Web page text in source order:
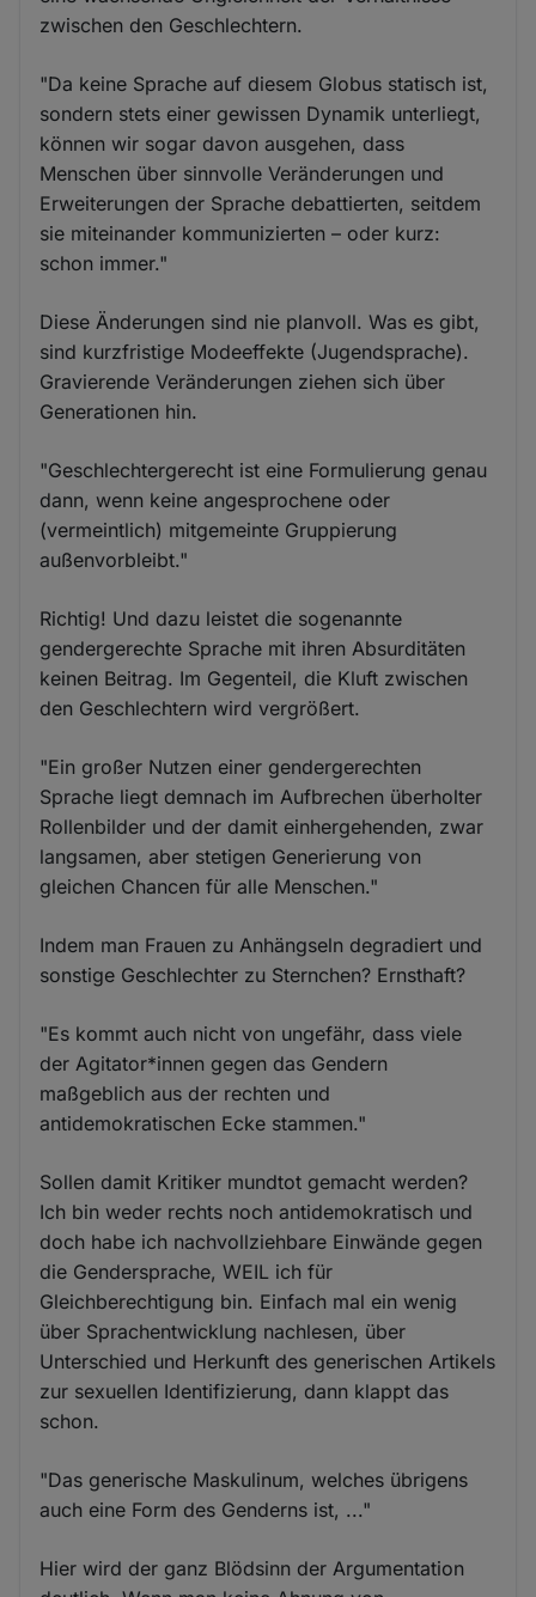
zwischen den Geschlechtern.
"Da keine Sprache auf diesem Globus statisch ist,
sondern stets einer gewissen Dynamik unterliegt,
können wir sogar davon ausgehen, dass
Menschen über sinnvolle Veränderungen und
Erweiterungen der Sprache debattierten, seitdem
sie miteinander kommunizierten – oder kurz:
schon immer."
Diese Änderungen sind nie planvoll. Was es gibt,
sind kurzfristige Modeeffekte (Jugendsprache).
Gravierende Veränderungen ziehen sich über
Generationen hin.
"Geschlechtergerecht ist eine Formulierung genau
dann, wenn keine angesprochene oder
(vermeintlich) mitgemeinte Gruppierung
außenvorbleibt."
Richtig! Und dazu leistet die sogenannte
gendergerechte Sprache mit ihren Absurditäten
keinen Beitrag. Im Gegenteil, die Kluft zwischen
den Geschlechtern wird vergrößert.
"Ein großer Nutzen einer gendergerechten
Sprache liegt demnach im Aufbrechen überholter
Rollenbilder und der damit einhergehenden, zwar
langsamen, aber stetigen Generierung von
gleichen Chancen für alle Menschen."
Indem man Frauen zu Anhängseln degradiert und
sonstige Geschlechter zu Sternchen? Ernsthaft?
"Es kommt auch nicht von ungefähr, dass viele
der Agitator*innen gegen das Gendern
maßgeblich aus der rechten und
antidemokratischen Ecke stammen."
Sollen damit Kritiker mundtot gemacht werden?
Ich bin weder rechts noch antidemokratisch und
doch habe ich nachvollziehbare Einwände gegen
die Gendersprache, WEIL ich für
Gleichberechtigung bin. Einfach mal ein wenig
über Sprachentwicklung nachlesen, über
Unterschied und Herkunft des generischen Artikels
zur sexuellen Identifizierung, dann klappt das
schon.
"Das generische Maskulinum, welches übrigens
auch eine Form des Genderns ist, ..."
Hier wird der ganz Blödsinn der Argumentation